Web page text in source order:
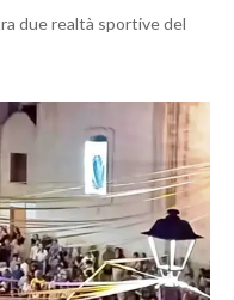
due realtà sportive del